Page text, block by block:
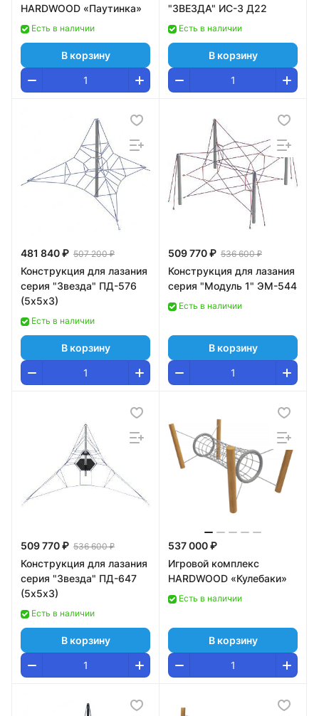
HARDWOOD «Паутинка»
Есть в наличии
В корзину
"ЗВЕЗДА" ИС-3 Д22
Есть в наличии
В корзину
481 840 ₽ 507 200 ₽
Конструкция для лазания
серия "Звезда" ПД-576
(5х5х3)
Есть в наличии
В корзину
509 770 ₽ 536 600 ₽
Конструкция для лазания
серия "Модуль 1" ЭМ-544
Есть в наличии
В корзину
509 770 ₽ 536 600 ₽
Конструкция для лазания
серия "Звезда" ПД-647
(5х5х3)
Есть в наличии
В корзину
537 000 ₽
Игровой комплекс
HARDWOOD «Кулебаки»
Есть в наличии
В корзину